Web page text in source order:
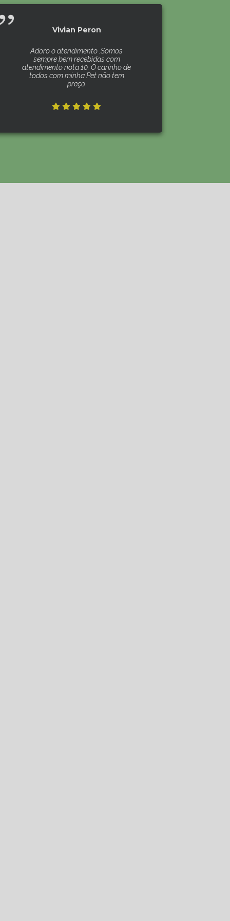
Vivian Peron
Adoro o atendimento .Somos
sempre bem recebidas com
atendimento nota 10. O carinho de
todos com minha Pet não tem
preço.